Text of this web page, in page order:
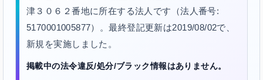
津３０６２番地に所在する法人です（法人番号:
5170001005877）。最終登記更新は2019/08/02で、
新規を実施しました。
掲載中の法令違反/処分/ブラック情報はありません。